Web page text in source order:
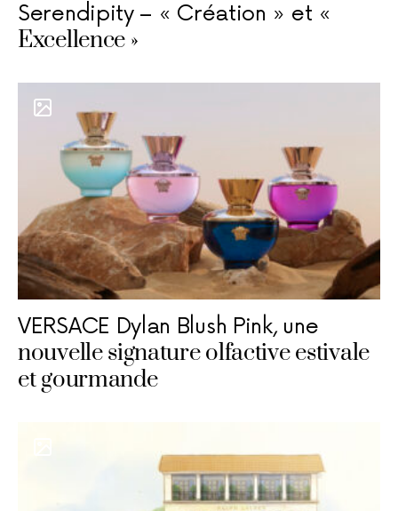
Serendipity – « Création » et «
Excellence »
VERSACE Dylan Blush Pink, une
nouvelle signature olfactive estivale
et gourmande